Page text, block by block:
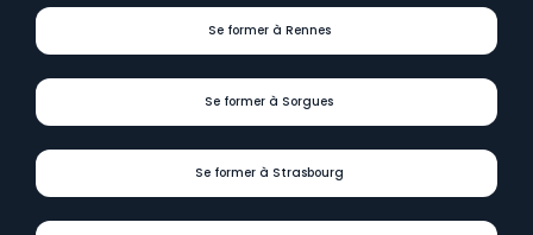
Se former à Rennes
Se former à Sorgues
Se former à Strasbourg